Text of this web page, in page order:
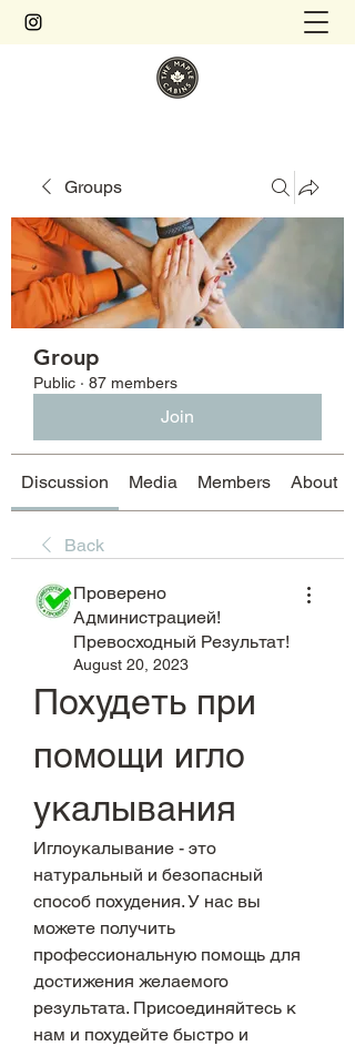
Groups
Group
Public · 87 members
Join
Discussion Media Members About
Back
Проверено
Администрацией!
Превосходный Результат!
August 20, 2023
Похудеть при
помощи игло
укалывания
Иглоукалывание - это
натуральный и безопасный
способ похудения. У нас вы
можете получить
профессиональную помощь для
достижения желаемого
результата. Присоединяйтесь к
нам и похудейте быстро и